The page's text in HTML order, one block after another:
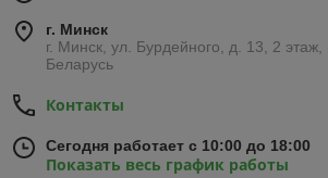
г. Минск
г. Минск, ул. Бурдейного, д. 13, 2
Беларусь
Контакты
Сегодня работает с 10:00 до 18:00
Показать весь график работы